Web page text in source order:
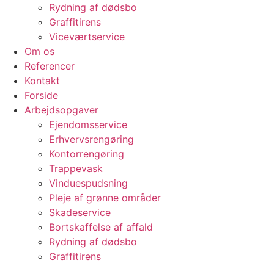
Rydning af dødsbo
Graffitirens
Viceværtservice
Om os
Referencer
Kontakt
Forside
Arbejdsopgaver
Ejendomsservice
Erhvervsrengøring
Kontorrengøring
Trappevask
Vinduespudsning
Pleje af grønne områder
Skadeservice
Bortskaffelse af affald
Rydning af dødsbo
Graffitirens